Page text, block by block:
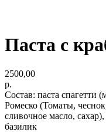
Паста с
2500,00
р.
Состав: паста спагетти
Ромеско (Томаты,
сливочное масло,
базилик